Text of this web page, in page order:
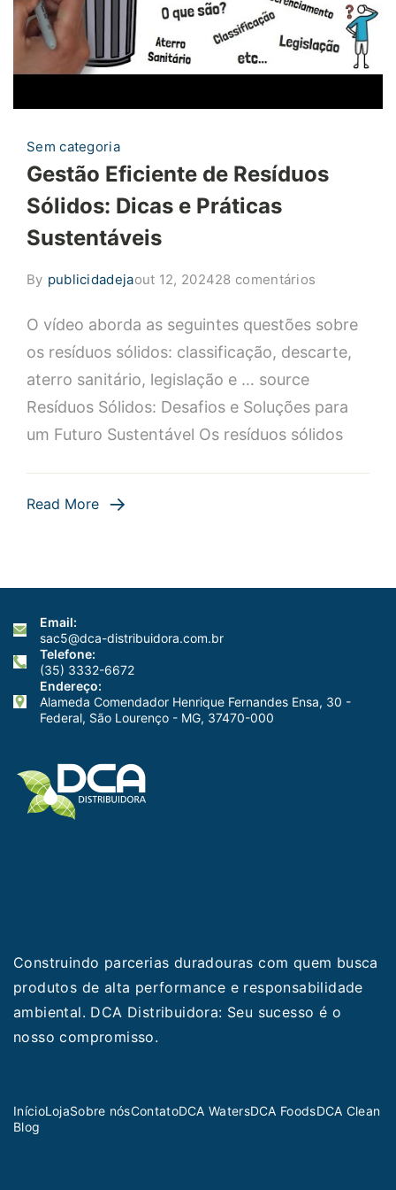
Sem categoria
Gestão Eficiente de Resíduos
Sólidos: Dicas e Práticas
Sustentáveis
By publicidadejaout 12, 202428 comentários
Eficiente
de
Dicas
e
O vídeo aborda as seguintes questões sobre
os resíduos sólidos: classificação, descarte,
aterro sanitário, legislação e … source
Resíduos Sólidos: Desafios e Soluções para
um Futuro Sustentável Os resíduos sólidos
Read More
Email:
sac5@dca-distribuidora.com.br
Telefone:
(35) 3332-6672
Endereço:
Alameda Comendador Henrique Fernandes Ensa, 30 -
Federal, São Lourenço - MG, 37470-000
Construindo parcerias duradouras com quem busca
produtos de alta performance e responsabilidade
ambiental. DCA Distribuidora: Seu sucesso é o
nosso compromisso.
InícioLojaSobre nósContatoDCA WatersDCA FoodsDCA Clean
Blog